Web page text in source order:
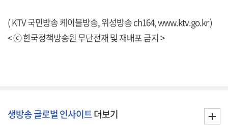
( KTV 국민방송 케이블방송, 위성방송 ch164,www.ktv.go.kr)
< ⓒ 한국정책방송원 무단전재 및 재배포 금지 >
생방송 글로벌 인사이트더보기